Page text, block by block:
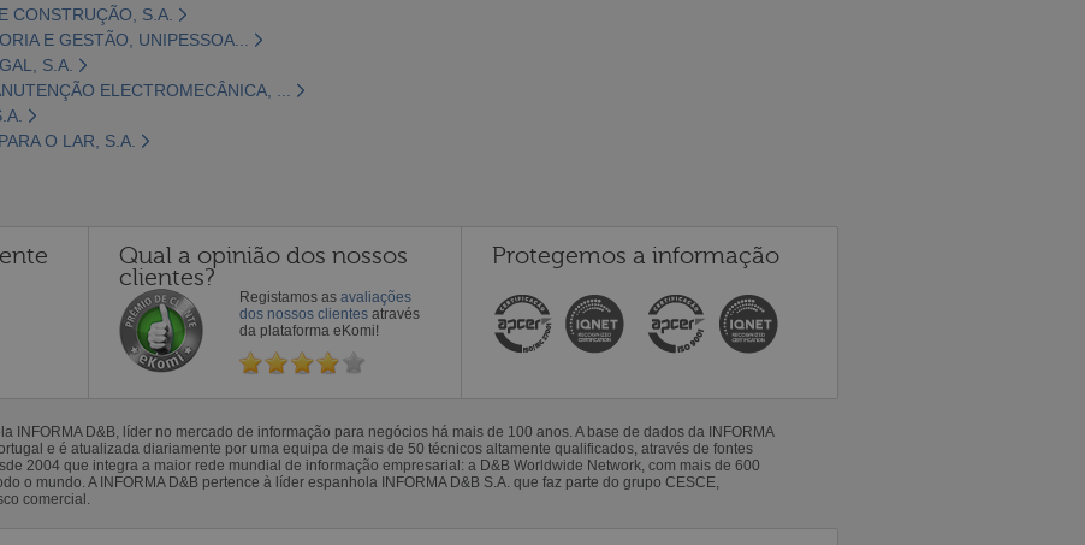
CONSTRUÇÃO, S.A.
E GESTÃO, UNIPESSOA...
S.A.
ELECTROMECÂNICA, ...
O LAR, S.A.
Qual a opinião dos nossos
clientes?
Registamos as avaliações
dos nossos clientes através
da plataforma eKomi!
Protegemos a informação
INFORMA D&B, líder no mercado de informação para negócios há mais de 100 anos. A base de dados da INFORMA
e é atualizada diariamente por uma equipa de mais de 50 técnicos altamente qualificados, através de fontes
2004 que integra a maior rede mundial de informação empresarial: a D&B Worldwide Network, com mais de 600
o mundo. A INFORMA D&B pertence à líder espanhola INFORMA D&B S.A. que faz parte do grupo CESCE,
comercial.